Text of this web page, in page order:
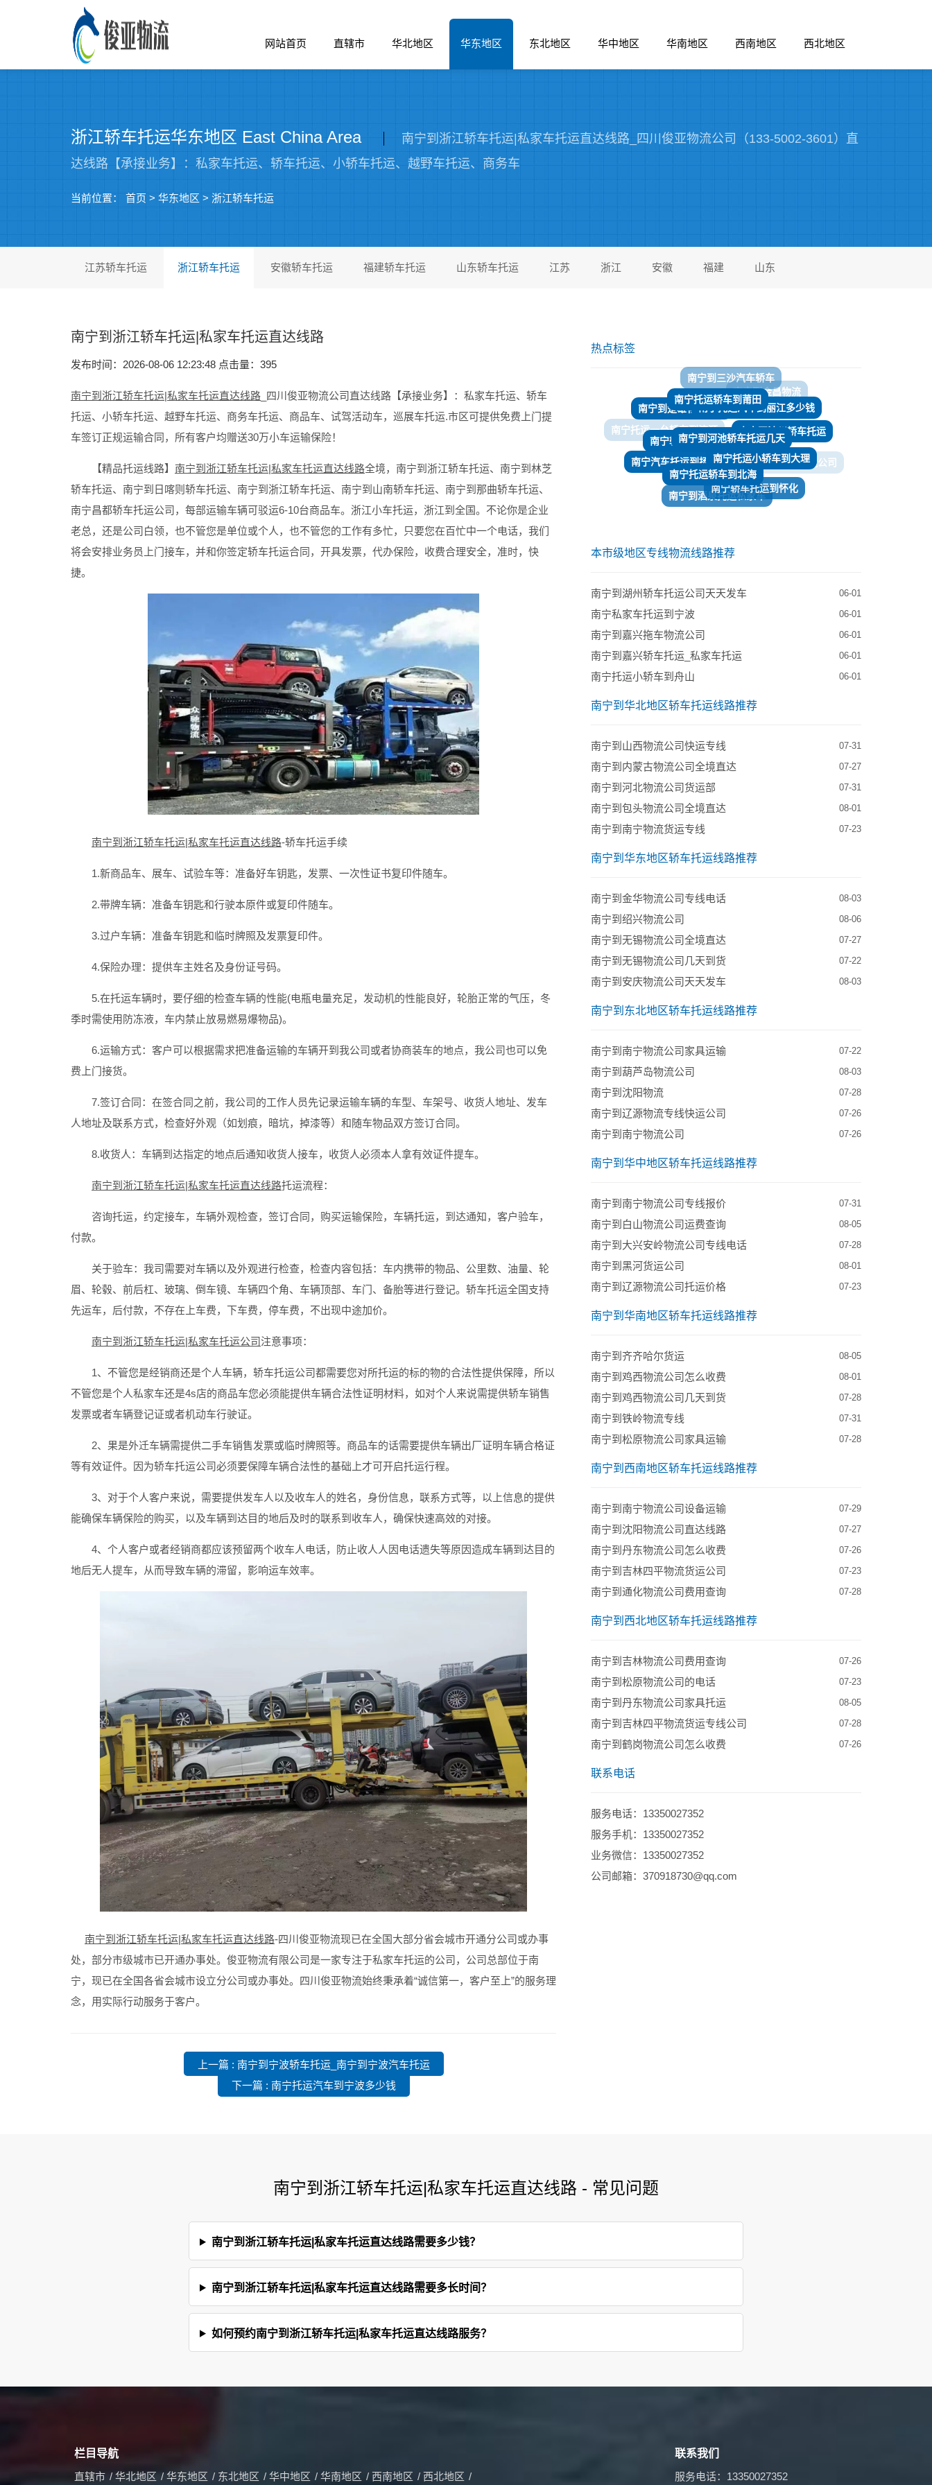
网站首页 直辖市 华北地区 华东地区 东北地区 华中地区 华南地区 西南地区 西北地区
浙江轿车托运华东地区 East China Area
南宁到浙江轿车托运|私家车托运直达线路_四川俊亚物流公司（133-5002-3601）直
达线路【承接业务】：私家车托运、轿车托运、小轿车托运、越野车托运、商务车
当前位置： 首页 > 华东地区 > 浙江轿车托运
江苏轿车托运 浙江轿车托运 安徽轿车托运 福建轿车托运 山东轿车托运 江苏 浙江 安徽 福建 山东
​南宁到浙江轿车托运|私家车托运直达线路
发布时间：2026-08-06 12:23:48 点击量： 395
南宁到浙江轿车托运|私家车托运直达线路 _四川俊亚物流公司直达线路【承接业务】：私家车托运、轿车
托运、小轿车托运、越野车托运、商务车托运、商品车、试驾活动车，巡展车托运.市区可提供免费上门提
车签订正规运输合同，所有客户均赠送30万小车运输保险！
【精品托运线路】 南宁到浙江轿车托运|私家车托运直达线路全境，南宁到浙江轿车托运、南宁到林芝
轿车托运、南宁到日喀则轿车托运、南宁到浙江轿车托运、南宁到山南轿车托运、南宁到那曲轿车托运、
南宁昌都轿车托运公司，每部运输车辆可驳运6-10台商品车。浙江小车托运，浙江到全国。不论你是企业
老总，还是公司白领，也不管您是单位或个人，也不管您的工作有多忙，只要您在百忙中一个电话，我们
将会安排业务员上门接车，并和你签定轿车托运合同，开具发票，代办保险，收费合理安全，准时，快
捷。
南宁到浙江轿车托运|私家车托运直达线路-轿车托运手续
1.新商品车、展车、试验车等：准备好车钥匙，发票、一次性证书复印件随车。
2.带牌车辆：准备车钥匙和行驶本原件或复印件随车。
3.过户车辆：准备车钥匙和临时牌照及发票复印件。
4.保险办理：提供车主姓名及身份证号码。
5.在托运车辆时，要仔细的检查车辆的性能(电瓶电量充足，发动机的性能良好，轮胎正常的气压，冬
季时需使用防冻液，车内禁止放易燃易爆物品)。
6.运输方式：客户可以根据需求把准备运输的车辆开到我公司或者协商装车的地点，我公司也可以免
费上门接货。
7.签订合同：在签合同之前，我公司的工作人员先记录运输车辆的车型、车架号、收货人地址、发车
人地址及联系方式，检查好外观（如划痕，暗坑，掉漆等）和随车物品双方签订合同。
8.收货人：车辆到达指定的地点后通知收货人接车，收货人必须本人拿有效证件提车。
南宁到浙江轿车托运|私家车托运直达线路托运流程：
咨询托运，约定接车，车辆外观检查，签订合同，购买运输保险，车辆托运，到达通知，客户验车，
付款。
关于验车：我司需要对车辆以及外观进行检查，检查内容包括：车内携带的物品、公里数、油量、轮
眉、轮毂、前后杠、玻璃、倒车镜、车辆四个角、车辆顶部、车门、备胎等进行登记。轿车托运全国支持
先运车，后付款，不存在上车费，下车费，停车费，不出现中途加价。
南宁到浙江轿车托运|私家车托运公司注意事项：
1、不管您是经销商还是个人车辆，轿车托运公司都需要您对所托运的标的物的合法性提供保障，所以
不管您是个人私家车还是4s店的商品车您必须能提供车辆合法性证明材料，如对个人来说需提供轿车销售
发票或者车辆登记证或者机动车行驶证。
2、果是外迁车辆需提供二手车销售发票或临时牌照等。商品车的话需要提供车辆出厂证明车辆合格证
等有效证件。因为轿车托运公司必须要保障车辆合法性的基础上才可开启托运行程。
3、对于个人客户来说，需要提供发车人以及收车人的姓名，身份信息，联系方式等，以上信息的提供
能确保车辆保险的购买，以及车辆到达目的地后及时的联系到收车人，确保快速高效的对接。
4、个人客户或者经销商都应该预留两个收车人电话，防止收人人因电话遗失等原因造成车辆到达目的
地后无人提车，从而导致车辆的滞留，影响运车效率。
南宁到浙江轿车托运|私家车托运直达线路-四川俊亚物流现已在全国大部分省会城市开通分公司或办事
处，部分市级城市已开通办事处。俊亚物流有限公司是一家专注于私家车托运的公司，公司总部位于南
宁，现已在全国各省会城市设立分公司或办事处。四川俊亚物流始终秉承着“诚信第一，客户至上”的服务理
念，用实际行动服务于客户。
上一篇 : 南宁到宁波轿车托运_南宁到宁波汽车托运
下一篇 : 南宁托运汽车到宁波多少钱
热点标签
南宁到楚雄物流专线
南宁托运轿车到莆田
南宁托运汽车到丽江多少钱
南宁至池州轿车托运
南宁到海口轿车托运公司
南宁到德阳托运轿车电话
南宁托运汽车到雅安
南宁到湘潭物流
南宁汽车托运到扬州
南宁轿车托运到苏州
南宁到河池轿车托运几天
南宁托运小轿车到大理
南宁轿车托运到怀化
南宁到酒泉托运私家车
南宁托运轿车到北海
本市级地区专线物流线路推荐
南宁到湖州轿车托运公司天天发车 06-01
南宁私家车托运到宁波 06-01
南宁到嘉兴拖车物流公司 06-01
南宁到嘉兴轿车托运_私家车托运 06-01
南宁托运小轿车到舟山 06-01
南宁到华北地区轿车托运线路推荐
南宁到山西物流公司快运专线 07-31
​南宁到内蒙古物流公司全境直达 07-27
南宁到河北物流公司货运部 07-31
​南宁到包头物流公司全境直达 08-01
南宁到南宁物流货运专线 07-23
南宁到华东地区轿车托运线路推荐
​南宁到金华物流公司专线电话 08-03
南宁到绍兴物流公司 08-06
南宁到无锡物流公司全境直达 07-27
南宁到无锡物流公司几天到货 07-22
南宁到安庆物流公司天天发车 08-03
南宁到东北地区轿车托运线路推荐
南宁到南宁物流公司家具运输 07-22
南宁到葫芦岛物流公司 08-03
南宁到沈阳物流 07-28
南宁到辽源物流专线快运公司 07-26
南宁到南宁物流公司 07-26
南宁到华中地区轿车托运线路推荐
南宁到南宁物流公司专线报价 07-31
南宁到白山物流公司运费查询 08-05
南宁到大兴安岭物流公司专线电话 07-28
南宁到黑河货运公司 08-01
南宁到辽源物流公司托运价格 07-23
南宁到华南地区轿车托运线路推荐
南宁到齐齐哈尔货运 08-05
南宁到鸡西物流公司怎么收费 08-01
南宁到鸡西物流公司几天到货 07-28
南宁到铁岭物流专线 07-31
南宁到松原物流公司家具运输 07-28
南宁到西南地区轿车托运线路推荐
南宁到南宁物流公司设备运输 07-29
南宁到沈阳物流公司直达线路 07-27
南宁到丹东物流公司怎么收费 07-26
南宁到吉林四平物流货运公司 07-23
南宁到通化物流公司费用查询 07-28
南宁到西北地区轿车托运线路推荐
​南宁到吉林物流公司费用查询 07-26
南宁到松原物流公司的电话 07-23
南宁到丹东物流公司家具托运 08-05
南宁到吉林四平物流货运专线公司 07-28
南宁到鹤岗物流公司怎么收费 07-26
联系电话
服务电话：13350027352
服务手机：13350027352
业务微信：13350027352
公司邮箱：370918730@qq.com
​南宁到浙江轿车托运|私家车托运直达线路 - 常见问题
​南宁到浙江轿车托运|私家车托运直达线路需要多少钱？
​南宁到浙江轿车托运|私家车托运直达线路需要多长时间？
如何预约​南宁到浙江轿车托运|私家车托运直达线路服务？
栏目导航
直辖市 / 华北地区 / 华东地区 / 东北地区 / 华中地区 / 华南地区 / 西南地区 / 西北地区 /
联系我们
服务电话：13350027352